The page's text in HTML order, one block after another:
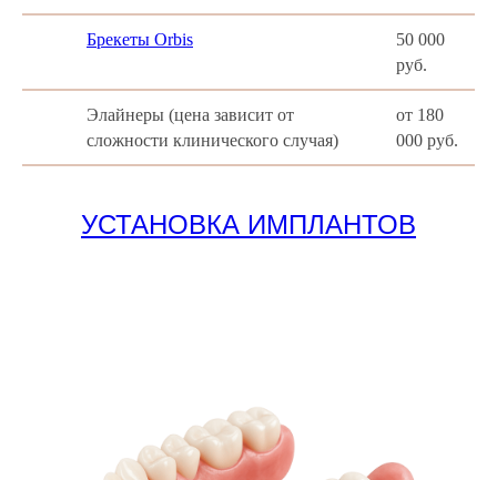
Брекеты Orbis
50 000
руб.
Элайнеры (цена зависит от
сложности клинического случая)
от 180
000 руб.
УСТАНОВКА ИМПЛАНТОВ